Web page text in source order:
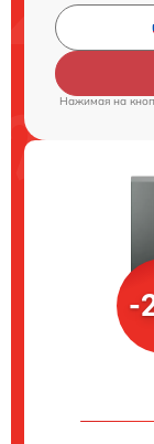
Нажимая на
-